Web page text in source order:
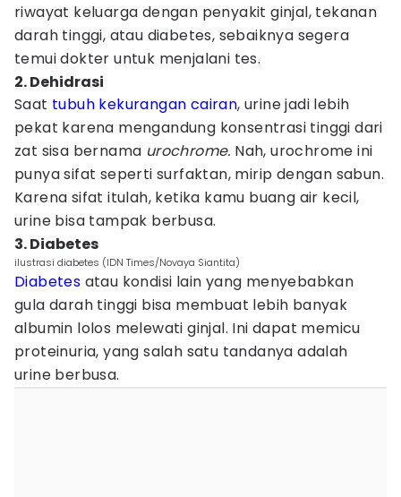
riwayat keluarga dengan penyakit ginjal, tekanan
darah tinggi, atau diabetes, sebaiknya segera
temui dokter untuk menjalani tes.
2. Dehidrasi
Saat tubuh kekurangan cairan, urine jadi lebih
pekat karena mengandung konsentrasi tinggi dari
zat sisa bernama urochrome. Nah, urochrome ini
punya sifat seperti surfaktan, mirip dengan sabun.
Karena sifat itulah, ketika kamu buang air kecil,
urine bisa tampak berbusa.
3. Diabetes
ilustrasi diabetes (IDN Times/Novaya Siantita)
Diabetes atau kondisi lain yang menyebabkan
gula darah tinggi bisa membuat lebih banyak
albumin lolos melewati ginjal. Ini dapat memicu
proteinuria, yang salah satu tandanya adalah
urine berbusa.